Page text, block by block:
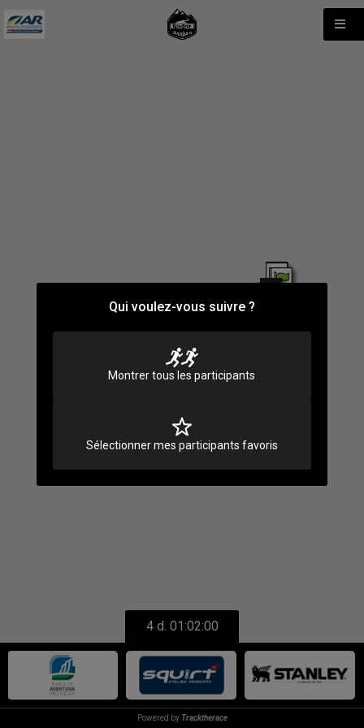
Qui voulez-vous suivre ?
Montrer tous les participants
Sélectionner mes participants favoris
Powered by Tracktherace
4 d. 01:02:00